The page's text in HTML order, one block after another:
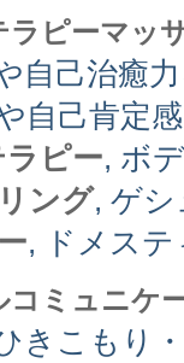
ラピーマッ
自己治癒
自己肯定
ピー, ボ
ング, ゲシ
, ドメス
コミュニケ
きこもり